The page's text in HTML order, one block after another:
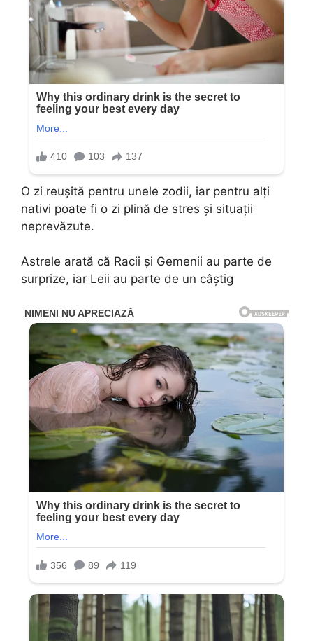
O zi reușită pentru unele zodii, iar pentru alți
nativi poate fi o zi plină de stres și situații
neprevăzute.
Astrele arată că Racii și Gemenii au parte de
surprize, iar Leii au parte de un câștig